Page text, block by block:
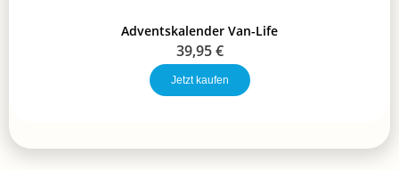
Adventskalender Van-Life
39,95€
Jetzt kaufen